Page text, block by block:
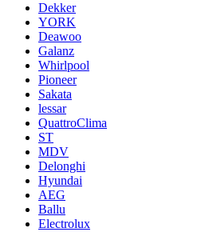
Dekker
YORK
Deawoo
Galanz
Whirlpool
Pioneer
Sakata
lessar
QuattroClima
ST
MDV
Delonghi
Hyundai
AEG
Ballu
Electrolux